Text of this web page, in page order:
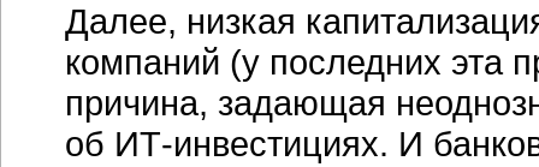
Далее, низкая
компаний (у последних эта
причина, задающая
об ИТ-инвестициях. И